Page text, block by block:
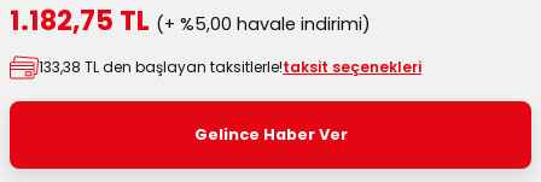
1.182,75 TL (+ %5,00 havale indirimi)
133,38 TL den başlayan taksitlerle!taksit seçenekleri
Gelince Haber Ver